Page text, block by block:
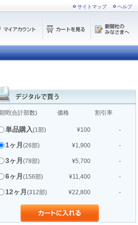
サイトマップ ヘルプ
間(合計部数) 価格 割引率
単品購入(1部) ¥100 -
1ヶ月 (26部) ¥1,900 -
3ヶ月 (78部) ¥5,700 -
6ヶ月 (156部) ¥11,400 -
12ヶ月 (312部) ¥22,800 -